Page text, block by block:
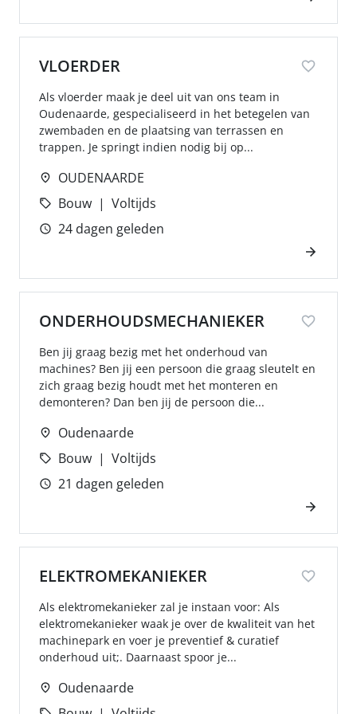
VLOERDER
Als vloerder maak je deel uit van ons team in
Oudenaarde, gespecialiseerd in het betegelen van
zwembaden en de plaatsing van terrassen en
trappen. Je springt indien nodig bij op...
OUDENAARDE
Bouw
Voltijds
24 dagen geleden
ONDERHOUDSMECHANIEKER
Ben jij graag bezig met het onderhoud van
machines? Ben jij een persoon die graag sleutelt en
zich graag bezig houdt met het monteren en
demonteren? Dan ben jij de persoon die...
Oudenaarde
Bouw
Voltijds
21 dagen geleden
ELEKTROMEKANIEKER
Als elektromekanieker zal je instaan voor: Als
elektromekanieker waak je over de kwaliteit van het
machinepark en voer je preventief & curatief
onderhoud uit;. Daarnaast spoor je...
Oudenaarde